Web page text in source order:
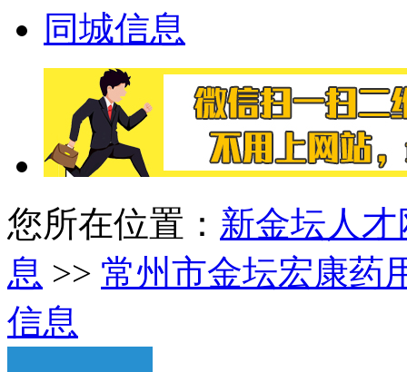
同城信息
您所在位置： 新金坛人才
息 >> 常州市金坛宏康药
信息